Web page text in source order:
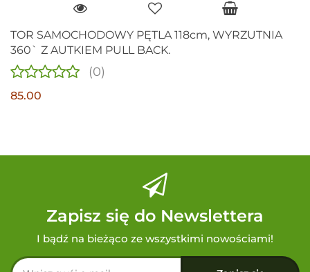
TOR SAMOCHODOWY PĘTLA 118cm, WYRZUTNIA
360` Z AUTKIEM PULL BACK.
(0)
85.00
Zapisz się do Newslettera
I bądź na bieżąco ze wszystkimi nowościami!